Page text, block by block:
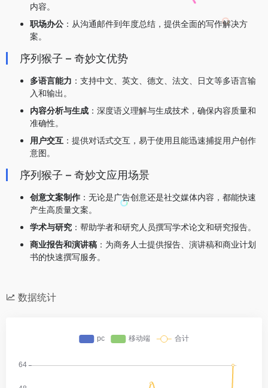
内容。
职场办公 ：从沟通邮件到年度总结，提供全面的写作解决方
案。
序列猴子 – 奇妙文优势
多语言能力 ：支持中文、英文、德文、法文、日文等多语言输
入和输出。
内容分析与生成 ：深度语义理解与生成技术，确保内容质量和
准确性。
用户交互 ：提供对话式交互，易于使用且能迅速捕捉用户创作
意图。
序列猴子 – 奇妙文应用场景
创意文案制作 ：无论是广告创意还是社交媒体内容，都能快速
产生高质量文案。
学术与研究 ：帮助学者和研究人员撰写学术论文和研究报告。
商业报告和演讲稿 ：为商务人士提供报告、演讲稿和商业计划
书的快速撰写服务。
数据统计